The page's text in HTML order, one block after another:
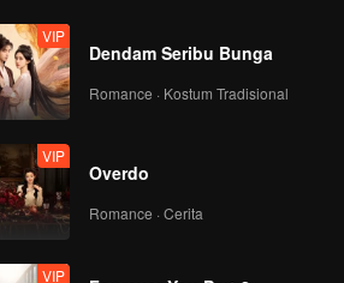
VIP
Dendam Seribu Bunga
Romance · Kostum Tradisional
VIP
Overdo
Romance · Cerita
VIP